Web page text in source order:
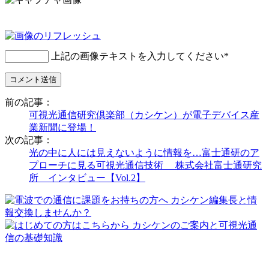
上記の画像テキストを入力してください*
前の記事：
可視光通信研究倶楽部（カシケン）が電子デバイス産
業新聞に登場！
次の記事：
光の中に人には見えないように情報を…富士通研のア
プローチに見る可視光通信技術 株式会社富士通研究
所 インタビュー【Vol.2】